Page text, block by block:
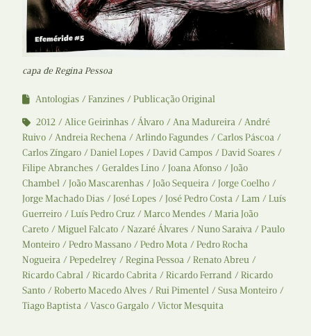
capa de Regina Pessoa
Antologias Fanzines
Publicação Original
2012
Alice Geirinhas Álvaro Ana Madureira
André
Ruivo
Andreia Rechena Arlindo Fagundes
Carlos Páscoa
Carlos Zíngaro
Daniel Lopes David Campos
David Soares
Filipe Abranches
Geraldes Lino Joana Afonso
João
Chambel
João Mascarenhas João Sequeira
Jorge Coelho
Jorge Machado Dias
José Lopes José Pedro Costa Lam
Luís
Guerreiro
Luís Pedro Cruz Marco Mendes
Maria João
Careto
Miguel Falcato Nazaré Álvares Nuno Saraiva
Paulo
Monteiro
Pedro Massano Pedro Mota
Pedro Rocha
Nogueira
Pepedelrey Regina Pessoa
Renato Abreu
Ricardo Cabral
Ricardo Cabrita Ricardo Ferrand
Ricardo
Santo
Roberto Macedo Alves Rui Pimentel
Susa Monteiro
Tiago Baptista
Vasco Gargalo Victor Mesquita